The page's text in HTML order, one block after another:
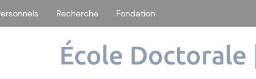
Recherche Fondation
École Doctorale |